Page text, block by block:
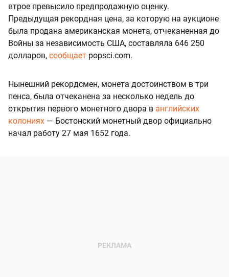
втрое превысило предпродажную оценку.
Предыдущая рекордная цена, за которую на аукционе
была продана американская монета, отчеканенная до
Войны за независимость США, составляла 646 250
долларов, сообщает popsci.com.
Нынешний рекордсмен, монета достоинством в три
пенса, была отчеканена за несколько недель до
открытия первого монетного двора в английских
колониях — Бостонский монетный двор официально
начал работу 27 мая 1652 года.